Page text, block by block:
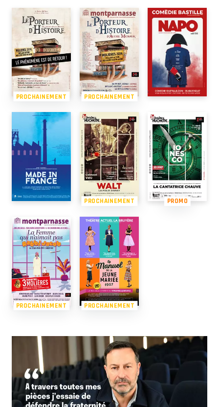
PROCHAINEMENT PROCHAINEMENT
PROCHAINEMENT PROMO
PROCHAINEMENT PROCHAINEMENT